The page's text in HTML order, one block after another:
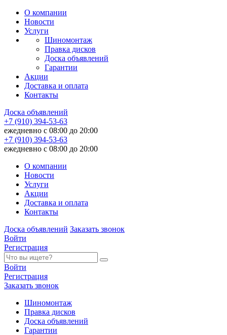
О компании
Новости
Услуги
Шиномонтаж
Правка дисков
Доска объявлений
Гарантии
Акции
Доставка и оплата
Контакты
Доска объявлений
+7 (910) 394-53-63
ежедневно с 08:00 до 20:00
+7 (910) 394-53-63
ежедневно с 08:00 до 20:00
О компании
Новости
Услуги
Акции
Доставка и оплата
Контакты
Доска объявлений Заказать звонок
Войти
Регистрация
Войти
Регистрация
Заказать звонок
Шиномонтаж
Правка дисков
Доска объявлений
Гарантии